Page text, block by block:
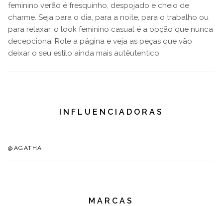
feminino verão é fresquinho, despojado e cheio de
charme. Seja para o dia, para a noite, para o trabalho ou
para relaxar, o look feminino casual é a opção que nunca
decepciona. Role a página e veja as peças que vão
deixar o seu estilo ainda mais autêutentico.
INFLUENCIADORAS
@AGATHA
MARCAS